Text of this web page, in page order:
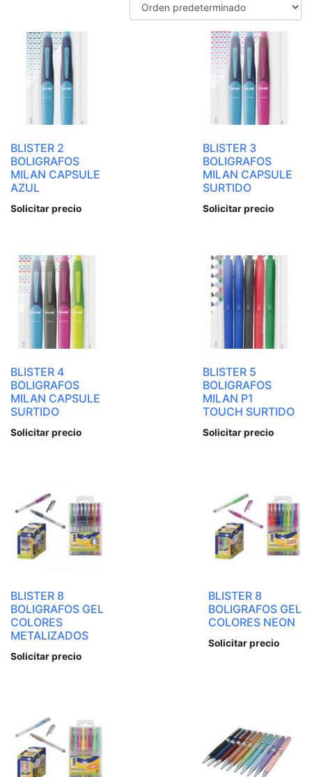
BLISTER 2
BOLIGRAFOS
MILAN CAPSULE
AZUL
Solicitar precio
BLISTER 3
BOLIGRAFOS
MILAN CAPSULE
SURTIDO
Solicitar precio
BLISTER 4
BOLIGRAFOS
MILAN CAPSULE
SURTIDO
Solicitar precio
BLISTER 5
BOLIGRAFOS
MILAN P1
TOUCH SURTIDO
Solicitar precio
BLISTER 8
BOLIGRAFOS GEL
COLORES
METALIZADOS
Solicitar precio
BLISTER 8
BOLIGRAFOS GEL
COLORES NEON
Solicitar precio